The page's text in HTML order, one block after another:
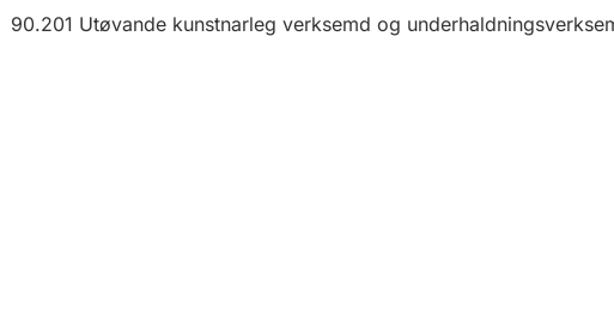
90.201 Utøvande kunstnarleg verksemd og